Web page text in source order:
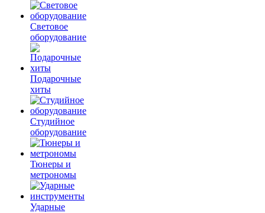
Световое
оборудование
Подарочные
хиты
Студийное
оборудование
Тюнеры и
метрономы
Ударные